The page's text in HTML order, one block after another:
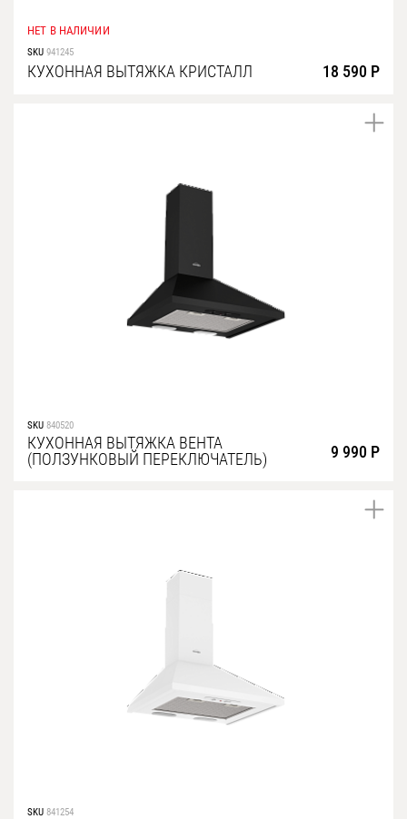
НЕТ В НАЛИЧИИ
SKU 941245
КУХОННАЯ ВЫТЯЖКА КРИСТАЛЛ 18 590 Р
SKU 840520
КУХОННАЯ ВЫТЯЖКА ВЕНТА
(ПОЛЗУНКОВЫЙ ПЕРЕКЛЮЧАТЕЛЬ)
9 990 Р
SKU 841254